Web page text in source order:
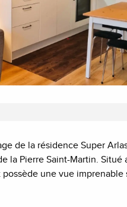
de la résidence Super
la Pierre Saint-Martin.
une vue